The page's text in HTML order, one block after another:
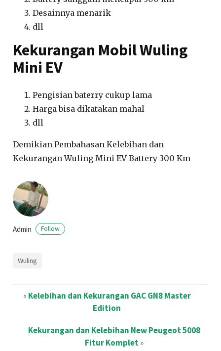
Desainnya menarik
dll
Kekurangan Mobil Wuling
Mini EV
Pengisian baterry cukup lama
Harga bisa dikatakan mahal
dll
Demikian Pembahasan Kelebihan dan
Kekurangan Wuling Mini EV Battery 300 Km
Admin Follow
Wuling
«Kelebihan dan Kekurangan GAC GN8 Master
Edition
Kekurangan dan Kelebihan New Peugeot 5008
Fitur Komplet»